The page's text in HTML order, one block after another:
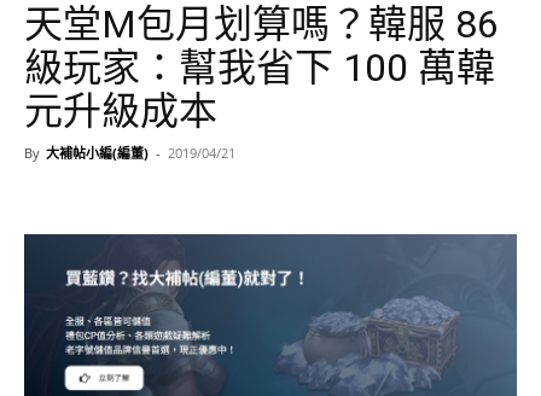
天堂M包月划算嗎？韓服 86
級玩家：幫我省下 100 萬韓
元升級成本
By 大補帖小編(編董) - 2019/04/21